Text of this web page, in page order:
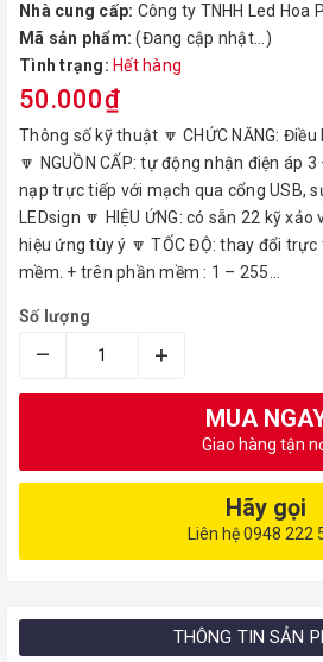
Nhà cung cấp: Công ty TNHH Led Hoa
Mã sản phẩm: (Đang cập nhật...)
Tình trạng: Hết hàng
50.000₫
Thông số kỹ thuật 🔽 CHỨC NĂNG: Điều
🔽 NGUỒN CẤP: tự động nhận điện áp 3
nạp trực tiếp với mạch qua cổng USB,
LEDsign 🔽 HIỆU ỨNG: có sẵn 22 kỹ
hiệu ứng tùy ý 🔽 TỐC ĐỘ: thay đổi
mềm. + trên phần mềm : 1 – 255...
Số lượng
– +
MUA
Giao hàng tận
Hãy gọi
Liên hệ 0948 222
THÔNG TIN SẢN